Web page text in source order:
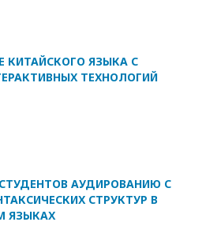
КИТАЙСКОГО ЯЗЫКА С
ТЕХНОЛОГИЙ
АУДИРОВАНИЮ С
СТРУКТУР В
ЯЗЫКАХ